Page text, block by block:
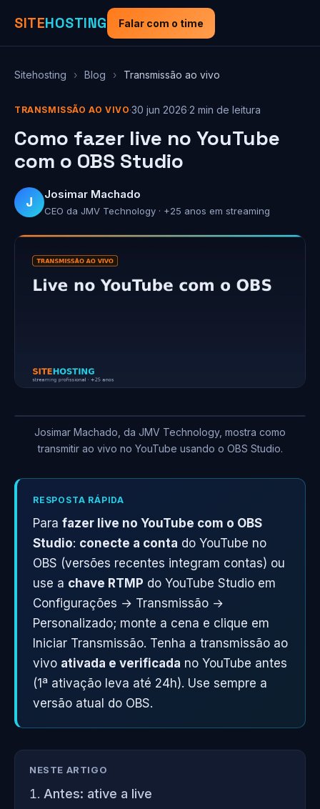
SITEHOSTING Falar com o time
Sitehosting › Blog › Transmissão ao vivo
TRANSMISSÃO AO VIVO·30 jun 2026·2 min de leitura
Como fazer live no YouTube
com o OBS Studio
J
Josimar Machado
CEO da JMV Technology · +25 anos em streaming
Josimar Machado, da JMV Technology, mostra como
transmitir ao vivo no YouTube usando o OBS Studio.
RESPOSTA RÁPIDA
Para fazer live no YouTube com o OBS
Studio: conecte a conta do YouTube no
OBS (versões recentes integram contas) ou
use a chave RTMP do YouTube Studio em
Configurações → Transmissão →
Personalizado; monte a cena e clique em
Iniciar Transmissão. Tenha a transmissão ao
vivo ativada e verificada no YouTube antes
(1ª ativação leva até 24h). Use sempre a
versão atual do OBS.
NESTE ARTIGO
Antes: ative a live